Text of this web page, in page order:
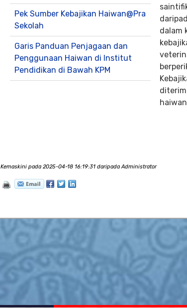
Pek Sumber Kebajikan Haiwan@Pra
Sekolah
Garis Panduan Penjagaan dan
Penggunaan Haiwan di Institut
Pendidikan di Bawah KPM
dalam
Kemaskini pada 2025-04-18 16:19:31 daripada Administrator